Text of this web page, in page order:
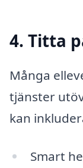
4. Titta
Många
tjänster
kan
Smart